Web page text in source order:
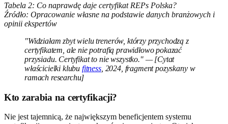
Tabela 2: Co naprawdę daje certyfikat REPs Polska?
Źródło: Opracowanie własne na podstawie danych branżowych i
opinii ekspertów
"Widziałam zbyt wielu trenerów, którzy przychodzą z
certyfikatem, ale nie potrafią prawidłowo pokazać
przysiadu. Certyfikat to nie wszystko." — [Cytat
właścicielki klubu fitness, 2024, fragment pozyskany w
ramach researchu]
Kto zarabia na certyfikacji?
Nie jest tajemnicą, że największym beneficjentem systemu